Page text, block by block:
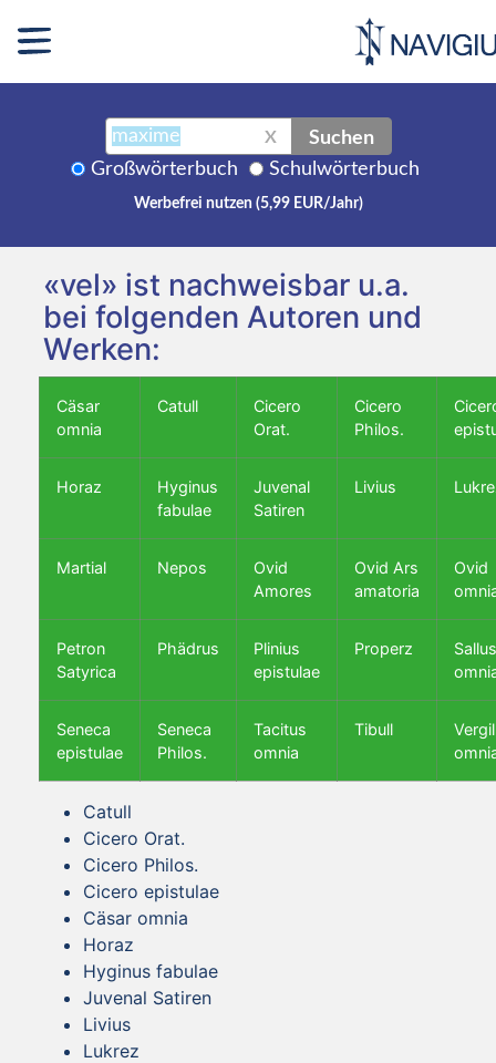
X Suchen
Großwörterbuch Schulwörterbuch
Werbefrei nutzen (5,99 EUR/Jahr)
«vel» ist nachweisbar u.a.
bei folgenden Autoren und
Werken:
Cäsar
omnia
Catull
Cicero
Orat.
Cicero
Philos.
Horaz
Hyginus
fabulae
Juvenal
Satiren
Livius
Martial Nepos
Ovid
Amores
Ovid Ars
amatoria
Ovid
Petron
Satyrica
Phädrus
Plinius
epistulae
Properz
Seneca
epistulae
Seneca
Philos.
Tacitus
omnia
Tibull
Vergil
Catull
Cicero Orat.
Cicero Philos.
Cicero epistulae
Cäsar omnia
Horaz
Hyginus fabulae
Juvenal Satiren
Livius
Lukrez